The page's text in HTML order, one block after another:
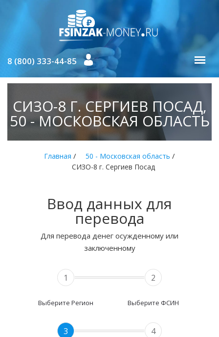
8 (800) 333-44-85
СИЗО-8 Г. СЕРГИЕВ ПОСАД,
50 - МОСКОВСКАЯ ОБЛАСТЬ
Главная / 50 - Московская область /
СИЗО-8 г. Сергиев Посад
Ввод данных для
перевода
Для перевода денег осужденному или
заключенному
1
Выберите Регион
2
Выберите ФСИН
3 4